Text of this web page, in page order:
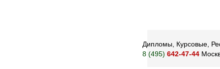
Дипломы, Курсовые,
8 (495) 642-47-44